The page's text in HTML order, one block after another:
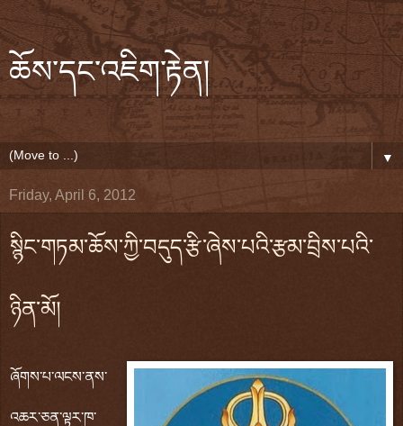
ཆོས་དང་འཇིག་རྟེན།
▼
Friday, April 6, 2012
སྙིང་གཏམ་ཆོས་ཀྱི་བདུད་རྩི་ཞེས་པའི་རྩམ་བྲིས་པའི་
ཉིན་མོ།
ཞོགས་པ་ལངས་ནས་
འཆར་ཅན་ལྟར་ཁ་